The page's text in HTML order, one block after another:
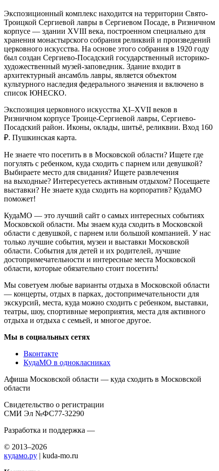
Экспозиционный комплекс находится на территории Свято-
Троицкой Сергиевой лавры в Сергиевом Посаде, в Ризничном
корпусе — здании XVIII века, построенном специально для
хранения монастырского собрания реликвий и произведений
церковного искусства. На основе этого собрания в 1920 году
был создан Сергиево-Посадский государственный историко-
художественный музей-заповедник. Здание входит в
архитектурный ансамбль лавры, является объектом
культурного наследия федерального значения и включено в
список ЮНЕСКО.
Экспозиция церковного искусства XI–XVII веков в
Ризничном корпусе Троице-Сергиевой лавры, Сергиево-
Посадский район. Иконы, оклады, шитьё, реликвии. Вход 160
₽. Пушкинская карта.
Не знаете что посетить в в Московской области? Ищете где
погулять с ребенком, куда сходить с парнем или девушкой?
Выбираете место для свидания? Ищете развлечения
на выходные? Интересуетесь активным отдыхом? Посещаете
выставки? Не знаете куда сходить на корпоратив? КудаМО
поможет!
КудаМО — это лучший сайт о самых интересных событиях
Московской области. Мы знаем куда сходить в Московской
области с девушкой, с парнем или большой компанией. У нас
только лучшие события, музеи и выставки Московской
области. События для детей и их родителей, лучшие
достопримечательности и интересные места Московской
области, которые обязательно стоит посетить!
Мы советуем любые варианты отдыха в Московской области
— концерты, отдых в парках, достопримечательности для
экскурсий, места, куда можно сходить с ребенком, выставки,
театры, шоу, спортивные мероприятия, места для активного
отдыха и отдыха с семьей, и многое другое.
Мы в социальных сетях
Вконтакте
КудаМО в однокласниках
Афиша Московской области — куда сходить в Московской
области
Свидетельство о регистрации
СМИ Эл №ФС77-32290
Разработка и поддержка —
© 2013–2026
кудамо.ру | kuda-mo.ru